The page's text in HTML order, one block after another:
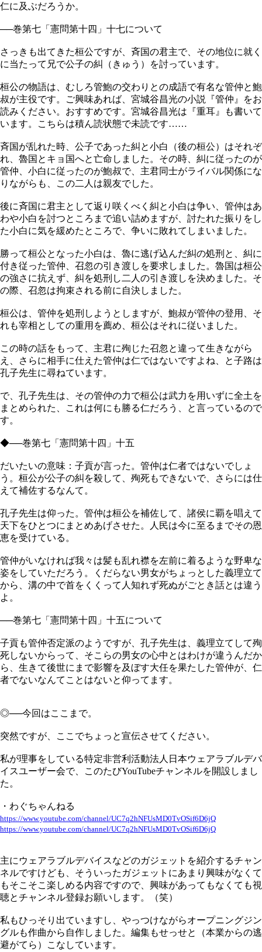
仁に及ぶだろうか。
──巻第七「憲問第十四」十七について
さっきも出てきた桓公ですが、斉国の君主で、その地位に就く
に当たって兄で公子の糾（きゅう）を討っています。
桓公の物語は、むしろ管鮑の交わりとの成語で有名な管仲と鮑
叔が主役です。ご興味あれば、宮城谷昌光の小説『管仲』をお
読みください。おすすめです。宮城谷昌光は『重耳』も書いて
います。こちらは積ん読状態で未読です……
斉国が乱れた時、公子であった糾と小白（後の桓公）はそれぞ
れ、魯国とキョ国へと亡命しました。その時、糾に従ったのが
管仲、小白に従ったのが鮑叔で、主君同士がライバル関係にな
りながらも、この二人は親友でした。
後に斉国に君主として返り咲くべく糾と小白は争い、管仲はあ
わや小白を討つところまで追い詰めますが、討たれた振りをし
た小白に気を緩めたところで、争いに敗れてしまいました。
勝って桓公となった小白は、魯に逃げ込んだ糾の処刑と、糾に
付き従った管仲、召忽の引き渡しを要求しました。魯国は桓公
の強さに抗えず、糾を処刑し二人の引き渡しを決めました。そ
の際、召忽は拘束される前に自決しました。
桓公は、管仲を処刑しようとしますが、鮑叔が管仲の登用、そ
れも宰相としての重用を薦め、桓公はそれに従いました。
この時の話をもって、主君に殉じた召忽と違って生きながら
え、さらに相手に仕えた管仲は仁ではないですよね、と子路は
孔子先生に尋ねています。
で、孔子先生は、その管仲の力で桓公は武力を用いずに全土を
まとめられた、これは何にも勝る仁だろう、と言っているので
す。
◆──巻第七「憲問第十四」十五
だいたいの意味：子貢が言った。管仲は仁者ではないでしょ
う。桓公が公子の糾を殺して、殉死もできないで、さらには仕
えて補佐するなんて。
孔子先生は仰った。管仲は桓公を補佐して、諸侯に覇を唱えて
天下をひとつにまとめあげさせた。人民は今に至るまでその恩
恵を受けている。
管仲がいなければ我々は髪も乱れ襟を左前に着るような野卑な
姿をしていただろう。くだらない男女がちょっとした義理立て
から、溝の中で首をくくって人知れず死ぬがごとき話とは違う
よ。
──巻第七「憲問第十四」十五について
子貢も管仲否定派のようですが、孔子先生は、義理立てして殉
死しないからって、そこらの男女の心中とはわけが違うんだか
ら、生きて後世にまで影響を及ぼす大任を果たした管仲が、仁
者でないなんてことはないと仰ってます。
◎──今回はここまで。
突然ですが、ここでちょっと宣伝させてください。
私が理事をしている特定非営利活動法人日本ウェアラブルデバ
イスユーザー会で、このたびYouTubeチャンネルを開設しまし
た。
・わぐちゃんねる
https://www.youtube.com/channel/UC7q2hNFUsMD0TvOSif6D6jQ
https://www.youtube.com/channel/UC7q2hNFUsMD0TvOSif6D6jQ
主にウェアラブルデバイスなどのガジェットを紹介するチャン
ネルですけども、そういったガジェットにあまり興味がなくて
もそこそこ楽しめる内容ですので、興味があってもなくても視
聴とチャンネル登録お願いします。（笑）
私もひっそり出ていますし、やっつけながらオープニングジン
グルも作曲から自作しました。編集もせっせと（本業からの逃
避がてら）こなしています。